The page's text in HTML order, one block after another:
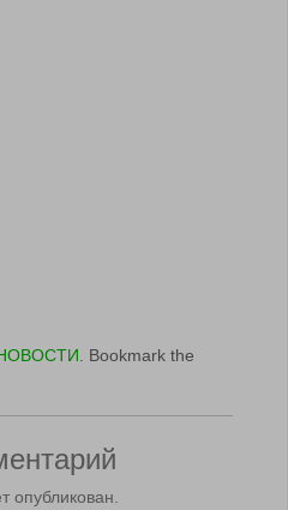
. Bookmark the
опубликован.